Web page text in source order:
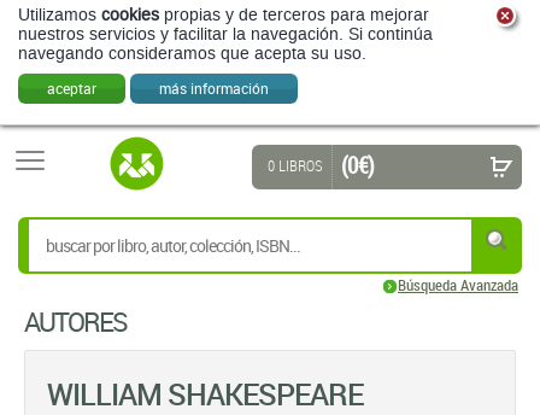
Utilizamos cookies propias y de terceros para mejorar
nuestros servicios y facilitar la navegación. Si continúa
navegando consideramos que acepta su uso.
aceptar más información
Búsqueda Avanzada
0 LIBROS (0 €)
AUTORES
WILLIAM SHAKESPEARE